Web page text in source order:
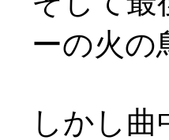
ーの火の
しかし